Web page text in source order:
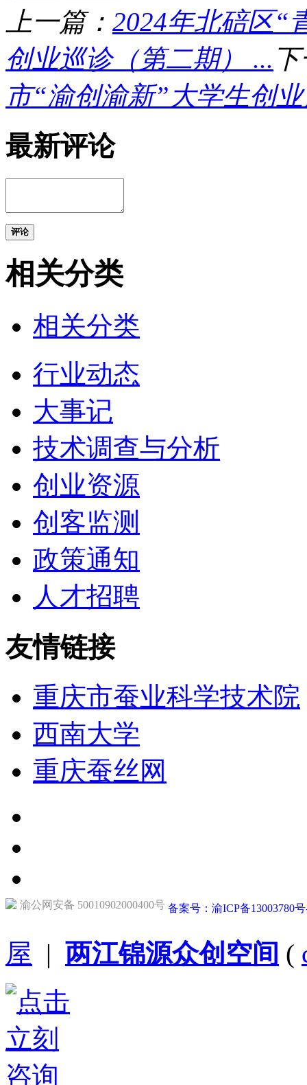
上一篇： 2024年北碚区“
创业巡诊（第二期） ...
市“渝创渝新”大学生创
最新评论
评论
相关分类
相关分类
行业动态
大事记
技术调查与分析
创业资源
创客监测
政策通知
人才招聘
友情链接
重庆市蚕业科学技术院
西南大学
重庆蚕丝网
渝公网安备 50010902000400号 备案号：渝ICP备13003780
屋 | 两江锦源众创空间 (